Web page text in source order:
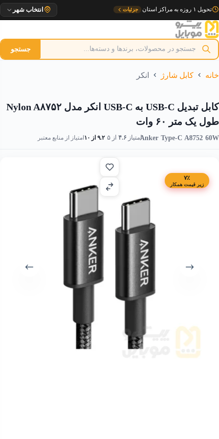
پرش
به
محتوا
انتخاب شهر تحویل ۱ روزه به مراکز استان جزئیات
جستجو
خانه کابل شارژ انکر
کابل تبدیل USB-C به USB-C انکر مدل Nylon A۸۷۵۲
طول یک متر ۶۰ وات
Anker Type-C A8752 60Wامتیاز ۴.۶از ۵ ۹.۲ از ۱۰ امتیاز از منابع معتبر
۷٪
زیر قیمت همکار